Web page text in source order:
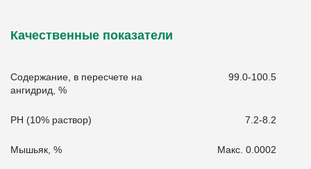
Качественные показатели
Содержание, в пересчете на
ангидрид, %
99.0-100.5
PH (10% раствор) 7.2-8.2
Мышьяк, % Макс. 0.0002